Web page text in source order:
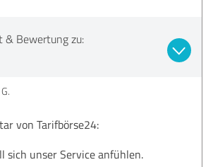
& Bewertung zu:
von Tarifbörse24:
sich unser Service anfühlen.